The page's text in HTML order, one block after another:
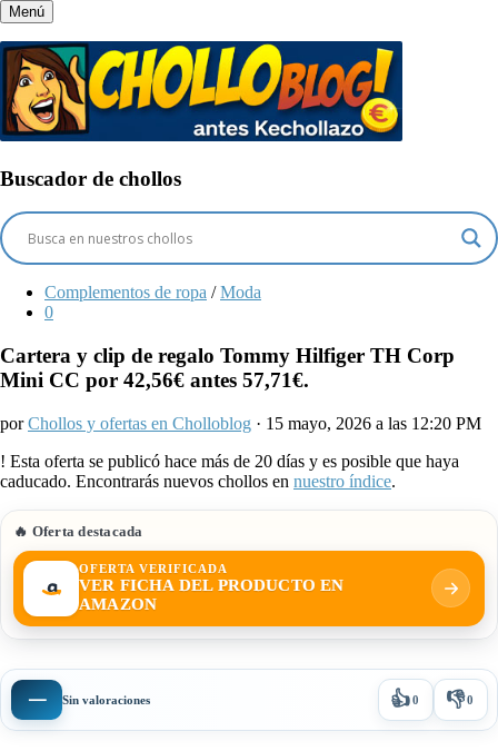
Menú
Buscador de chollos
Complementos de ropa / Moda
0
Cartera y clip de regalo Tommy Hilfiger TH Corp
Mini CC por 42,56€ antes 57,71€.
porChollos y ofertas en Cholloblog · 15 mayo, 2026 a las 12:20 PM
! Esta oferta se publicó hace más de 20 días y es posible que haya
caducado. Encontrarás nuevos chollos en nuestro índice.
🔥 Oferta destacada
OFERTA VERIFICADA
VER FICHA DEL PRODUCTO EN
AMAZON
— Sin valoraciones 👍0 👎0